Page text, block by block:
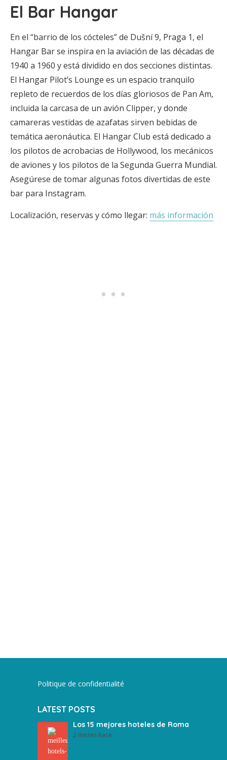
El Bar Hangar
En el “barrio de los cócteles” de Dušní 9, Praga 1, el
Hangar Bar se inspira en la aviación de las décadas de
1940 a 1960 y está dividido en dos secciones distintas.
El Hangar Pilot’s Lounge es un espacio tranquilo
repleto de recuerdos de los días gloriosos de Pan Am,
incluida la carcasa de un avión Clipper, y donde
camareras vestidas de azafatas sirven bebidas de
temática aeronáutica. El Hangar Club está dedicado a
los pilotos de acrobacias de Hollywood, los mecánicos
de aviones y los pilotos de la Segunda Guerra Mundial.
Asegúrese de tomar algunas fotos divertidas de este
bar para Instagram.
Localización, reservas y cómo llegar: más información
Politique de confidentialité
LATEST POSTS
Los 15 mejores hoteles de Roma
2 meses hace